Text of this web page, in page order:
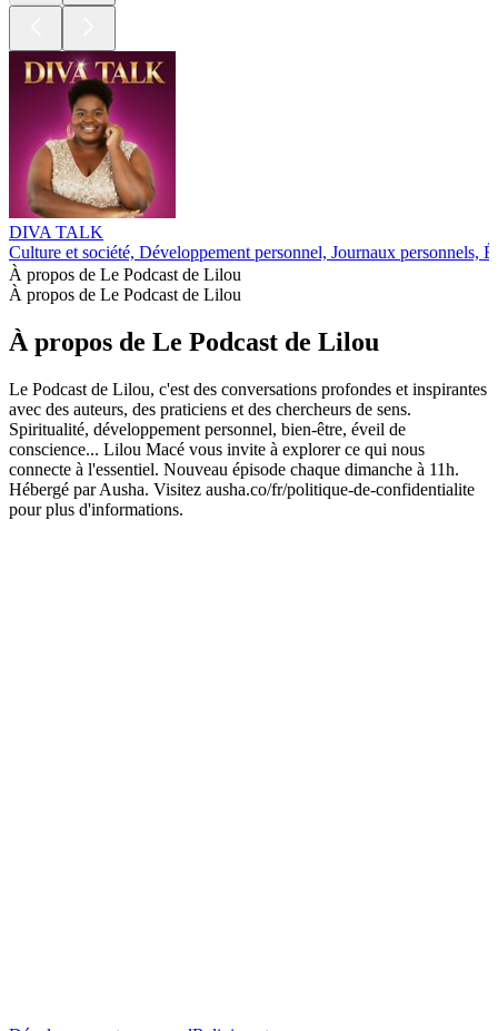
DIVA TALK
Culture et société, Développement personnel, Journaux personnels,
À propos de Le Podcast de Lilou
À propos de Le Podcast de Lilou
À propos de Le Podcast de Lilou
Le Podcast de Lilou, c'est des conversations profondes et inspirantes
avec des auteurs, des praticiens et des chercheurs de sens.
Spiritualité, développement personnel, bien-être, éveil de
conscience... Lilou Macé vous invite à explorer ce qui nous
connecte à l'essentiel. Nouveau épisode chaque dimanche à 11h.
Hébergé par Ausha. Visitez ausha.co/fr/politique-de-confidentialite
pour plus d'informations.